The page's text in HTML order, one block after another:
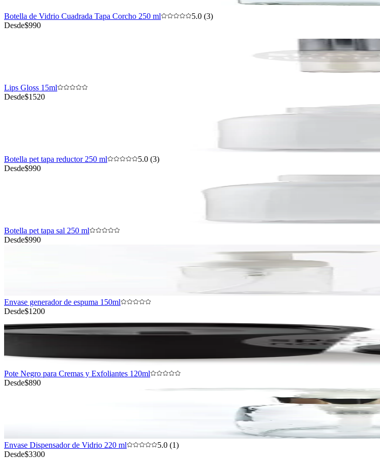
Botella de Vidrio Cuadrada Tapa Corcho 250 ml
5.0 (3)
Desde$990
Lips Gloss 15ml
Desde$1520
Botella pet tapa reductor 250 ml
5.0 (3)
Desde$990
Botella pet tapa sal 250 ml
Desde$990
Envase generador de espuma 150ml
Desde$1200
Pote Negro para Cremas y Exfoliantes 120ml
Desde$890
Envase Dispensador de Vidrio 220 ml
5.0 (1)
Desde$3300